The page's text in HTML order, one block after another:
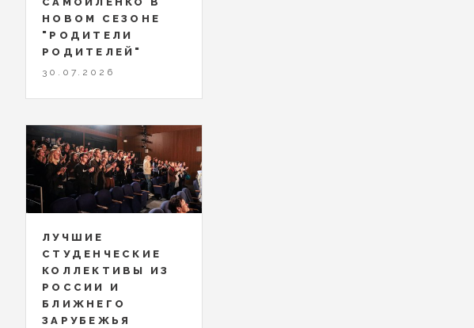
НОВОМ СЕЗОНЕ
"РОДИТЕЛИ
РОДИТЕЛЕЙ"
30.07.2026
ЛУЧШИЕ
СТУДЕНЧЕСКИЕ
КОЛЛЕКТИВЫ ИЗ
РОССИИ И
БЛИЖНЕГО
ЗАРУБЕЖЬЯ